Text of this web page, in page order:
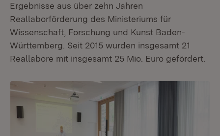
Ergebnisse aus über zehn Jahren
Reallaborförderung des Ministeriums für
Wissenschaft, Forschung und Kunst Baden-
Württemberg. Seit 2015 wurden insgesamt 21
Reallabore mit insgesamt 25 Mio. Euro gefördert.